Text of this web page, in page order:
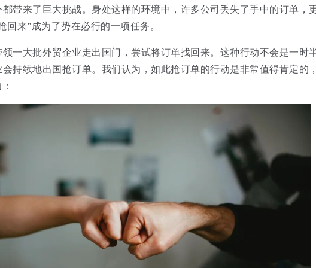
带来了巨大挑战。身处这样的环境中，许多公司丢失了手中的订单，
来”成为了势在必行的一项任务。
一大批外贸企业走出国门，尝试将订单找回来。这种行动不会是一时
持续地出国抢订单。我们认为，如此抢订单的行动是非常值得肯定的